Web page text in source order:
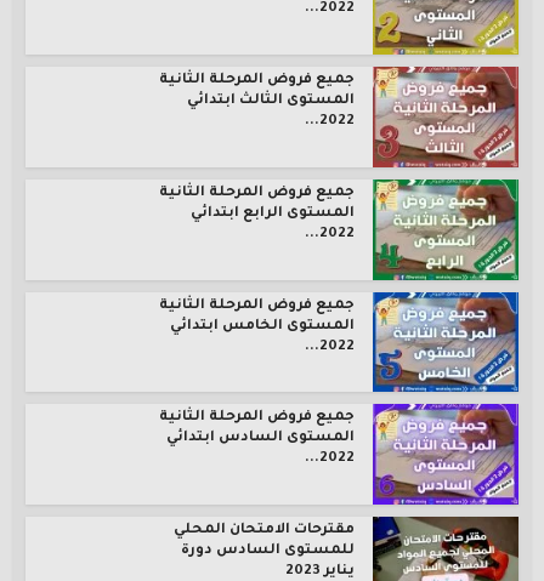
2022...
جميع فروض المرحلة الثانية
المستوى الثالث ابتدائي
2022...
جميع فروض المرحلة الثانية
المستوى الرابع ابتدائي
2022...
جميع فروض المرحلة الثانية
المستوى الخامس ابتدائي
2022...
جميع فروض المرحلة الثانية
المستوى السادس ابتدائي
2022...
مقترحات الامتحان المحلي
للمستوى السادس دورة
يناير 2023